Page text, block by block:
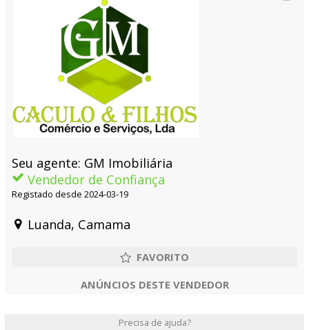
Seu agente: GM Imobiliária
Vendedor de Confiança
Registado desde 2024-03-19
Luanda, Camama
ANÚNCIOS DESTE VENDEDOR
Precisa de ajuda?